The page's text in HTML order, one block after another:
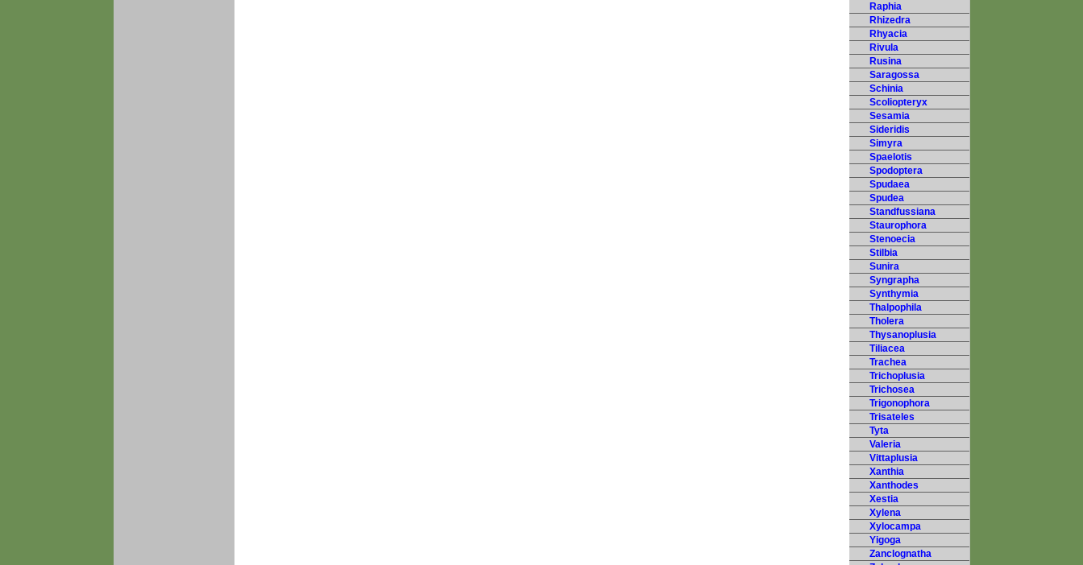
Raphia
Rhizedra
Rhyacia
Rivula
Rusina
Saragossa
Schinia
Scoliopteryx
Sesamia
Sideridis
Simyra
Spaelotis
Spodoptera
Spudaea
Spudea
Standfussiana
Staurophora
Stenoecia
Stilbia
Sunira
Syngrapha
Synthymia
Thalpophila
Tholera
Thysanoplusia
Tiliacea
Trachea
Trichoplusia
Trichosea
Trigonophora
Trisateles
Tyta
Valeria
Vittaplusia
Xanthia
Xanthodes
Xestia
Xylena
Xylocampa
Yigoga
Zanclognatha